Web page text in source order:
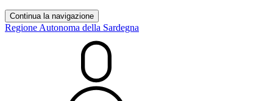
Continua la navigazione
Regione Autonoma della Sardegna